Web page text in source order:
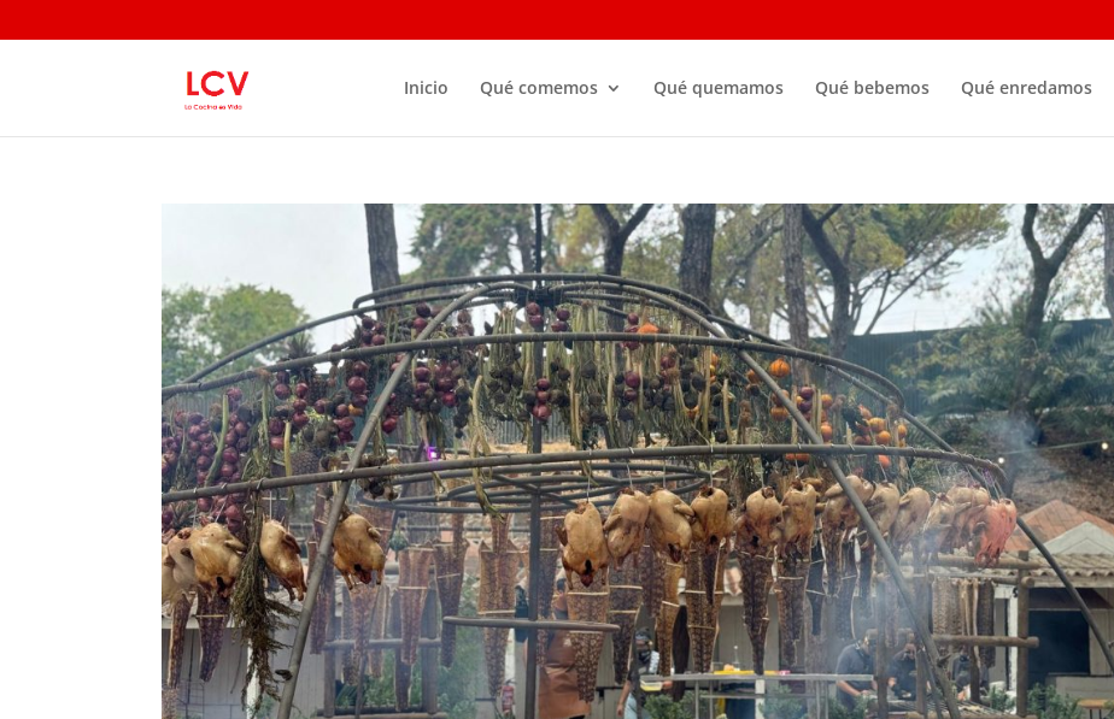
Inicio Qué comemos Qué quemamos Qué bebemos Qué enredamos